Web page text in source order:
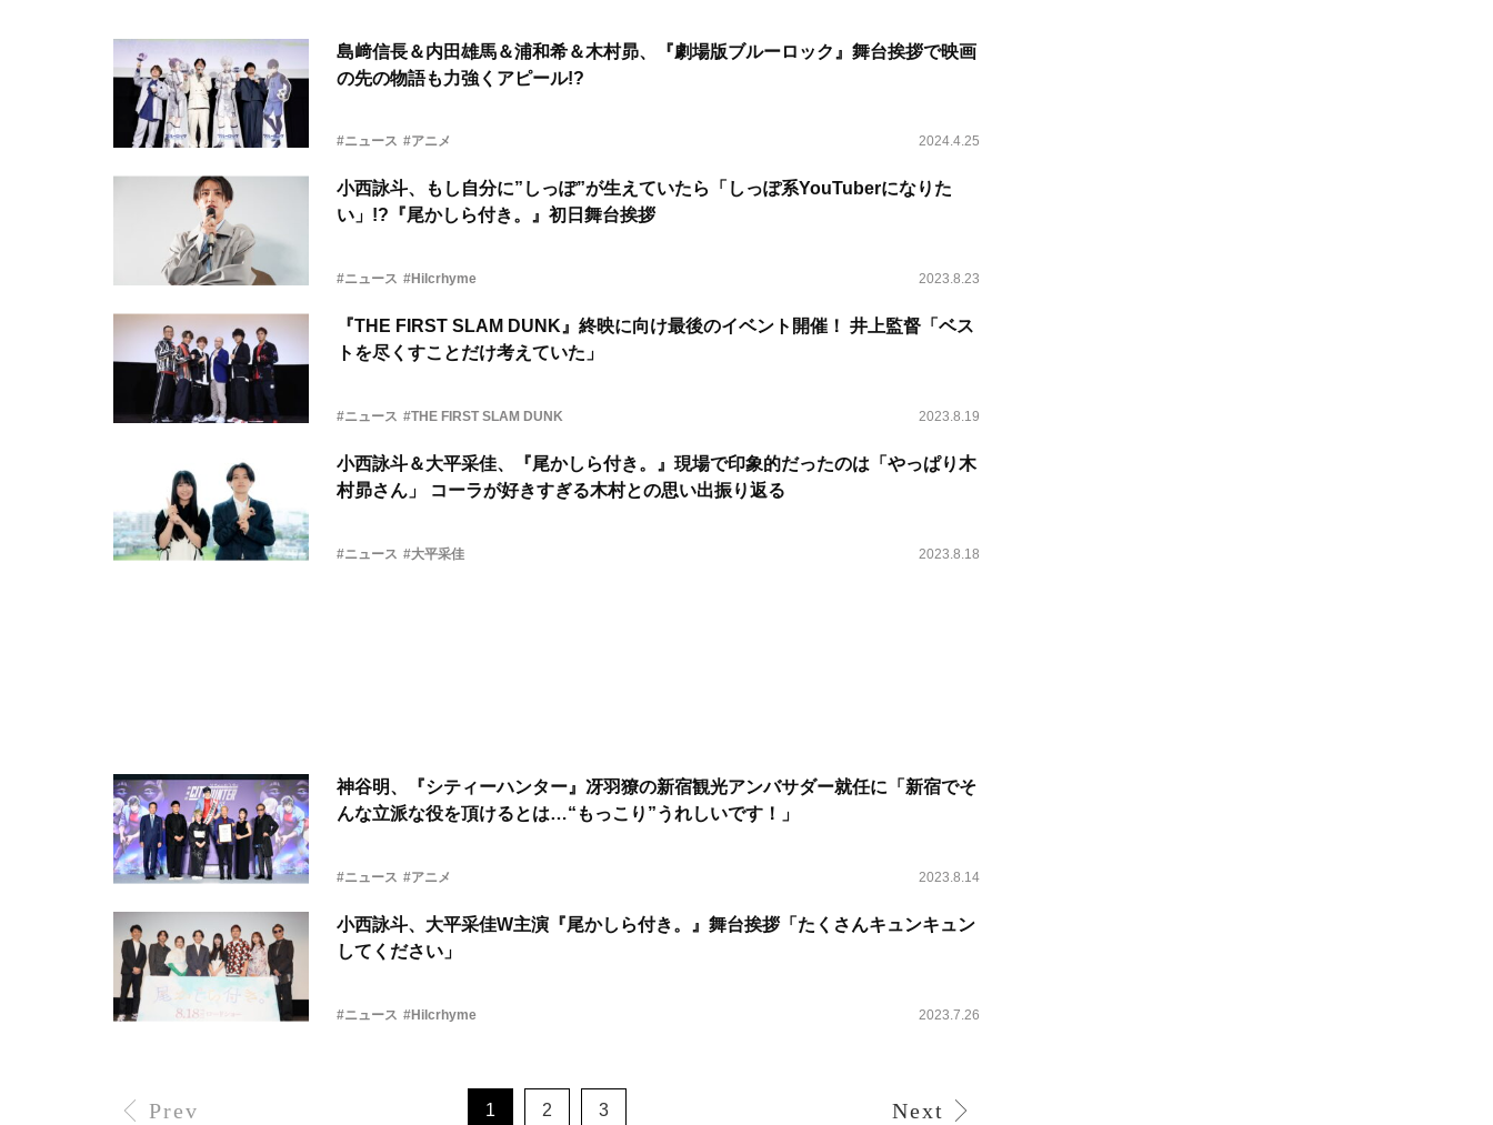
島﨑信長＆内田雄馬＆浦和希＆木村昴、『劇場版ブルーロック』舞台挨拶で映画
の先の物語も力強くアピール!?
#ニュース #アニメ 2024.4.25
小西詠斗、もし自分に”しっぽ”が生えていたら「しっぽ系YouTuberになりた
い」!?『尾かしら付き。』初日舞台挨拶
#ニュース #Hilcrhyme 2023.8.23
『THE FIRST SLAM DUNK』終映に向け最後のイベント開催！ 井上監督「ベス
トを尽くすことだけ考えていた」
#ニュース #THE FIRST SLAM DUNK 2023.8.19
小西詠斗＆大平采佳、『尾かしら付き。』現場で印象的だったのは「やっぱり木
村昴さん」 コーラが好きすぎる木村との思い出振り返る
#ニュース #大平采佳 2023.8.18
神谷明、『シティーハンター』冴羽獠の新宿観光アンバサダー就任に「新宿でそ
んな立派な役を頂けるとは…“もっこり”うれしいです！」
#ニュース #アニメ 2023.8.14
小西詠斗、大平采佳W主演『尾かしら付き。』舞台挨拶「たくさんキュンキュン
してください」
#ニュース #Hilcrhyme 2023.7.26
Prev 1 2 3 Next